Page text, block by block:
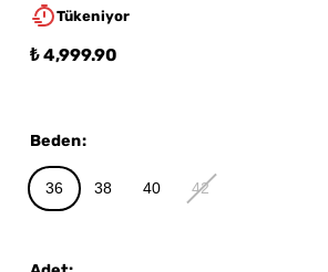
Tükeniyor
₺ 4,999.90
Beden:
36 38 40 42